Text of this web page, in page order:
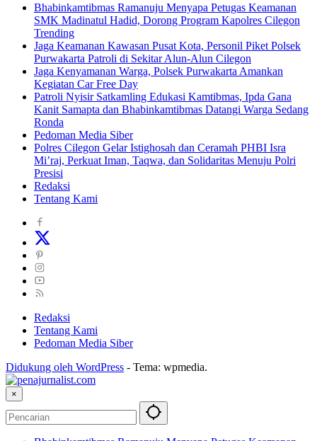
Bhabinkamtibmas Ramanuju Menyapa Petugas Keamanan
SMK Madinatul Hadid, Dorong Program Kapolres Cilegon
Trending
Jaga Keamanan Kawasan Pusat Kota, Personil Piket Polsek
Purwakarta Patroli di Sekitar Alun-Alun Cilegon
Jaga Kenyamanan Warga, Polsek Purwakarta Amankan
Kegiatan Car Free Day
Patroli Nyisir Satkamling Edukasi Kamtibmas, Ipda Gana
Kanit Samapta dan Bhabinkamtibmas Datangi Warga Sedang
Ronda
Pedoman Media Siber
Polres Cilegon Gelar Istighosah dan Ceramah PHBI Isra
Mi’raj, Perkuat Iman, Taqwa, dan Solidaritas Menuju Polri
Presisi
Redaksi
Tentang Kami
Redaksi
Tentang Kami
Pedoman Media Siber
Didukung oleh WordPress - Tema: wpmedia.
×